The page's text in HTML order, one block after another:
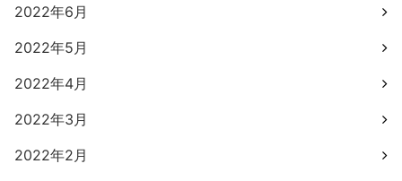
2022年6月
2022年5月
2022年4月
2022年3月
2022年2月